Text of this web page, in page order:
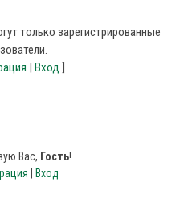
только зарегистрированные
| Вход ]
Вас, Гость!
Вход